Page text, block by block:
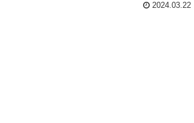
2024.03.22